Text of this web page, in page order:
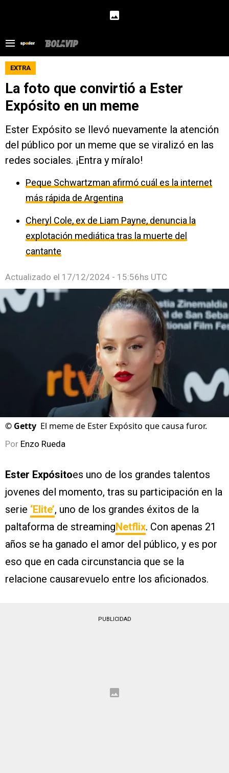
EXTRA
La foto que convirtió a Ester
Expósito en un meme
Ester Expósito se llevó nuevamente la atención
del público por un meme que se viralizó en las
redes sociales. ¡Entra y míralo!
Peque Schwartzman afirmó cuál es la internet
más rápida de Argentina
Cheryl Cole, ex de Liam Payne, denuncia la
explotación mediática tras la muerte del
cantante
Actualizado el 17/12/2024 - 15:56hs UTC
© Getty El meme de Ester Expósito que causa furor.
Por Enzo Rueda
Ester Expósitoes uno de los grandes talentos
jovenes del momento, tras su participación en la
serie ‘Elite’, uno de los grandes éxitos de la
paltaforma de streamingNetflix. Con apenas 21
años se ha ganado el amor del público, y es por
eso que en cada circunstancia que se la
relacione causarevuelo entre los aficionados.
PUBLICIDAD